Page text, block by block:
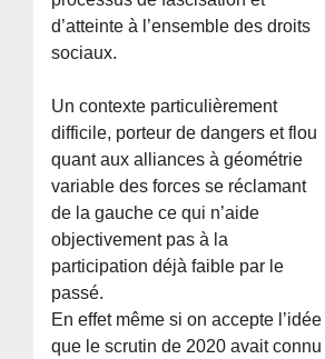
d’atteinte à l’ensemble des droits
sociaux.
Un contexte particulièrement
difficile, porteur de dangers et flou
quant aux alliances à géométrie
variable des forces se réclamant
de la gauche ce qui n’aide
objectivement pas à la
participation déjà faible par le
passé.
En effet même si on accepte l’idée
que le scrutin de 2020 avait connu